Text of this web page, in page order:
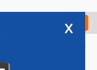
Check in
x